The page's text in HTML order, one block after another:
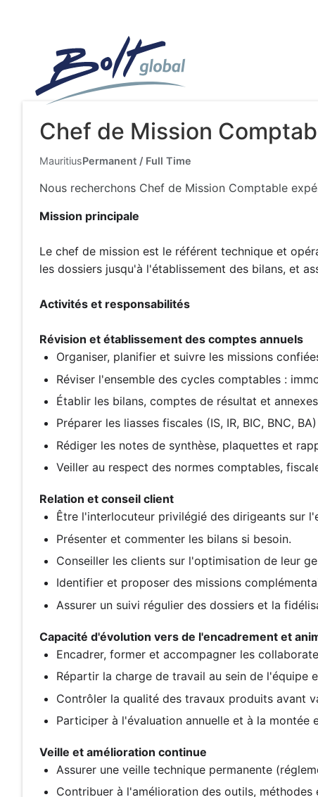
Chef de Mission
MauritiusPermanent / Full Time
Nous recherchons Chef de Mission Comptable
Mission principale
Le chef de mission est le référent technique et
les dossiers jusqu'à l'établissement des bilans, et
Activités et responsabilités
Révision et établissement des comptes annuels
Organiser, planifier et suivre les missions
Réviser l'ensemble des cycles comptables :
Établir les bilans, comptes de résultat et
Préparer les liasses fiscales (IS, IR, BIC, BNC,
Rédiger les notes de synthèse, plaquettes et
Veiller au respect des normes comptables,
Relation et conseil client
Être l'interlocuteur privilégié des dirigeants sur
Présenter et commenter les bilans si besoin.
Conseiller les clients sur l'optimisation de leur
Identifier et proposer des missions
Assurer un suivi régulier des dossiers et la
Capacité d'évolution vers de l'encadrement et
Encadrer, former et accompagner les
Répartir la charge de travail au sein de l'équipe
Contrôler la qualité des travaux produits avant
Participer à l'évaluation annuelle et à la montée
Veille et amélioration continue
Assurer une veille technique permanente
Contribuer à l'amélioration des outils, méthodes